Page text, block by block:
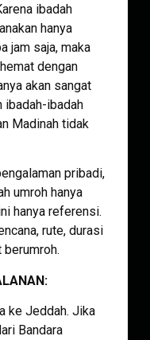
ibadah
hanya
jam saja, maka
dengan
akan sangat
ibadah-ibadah
Madinah tidak
pribadi,
umroh hanya
hanya referensi.
rute, durasi
ke Jeddah. Jika
Bandara